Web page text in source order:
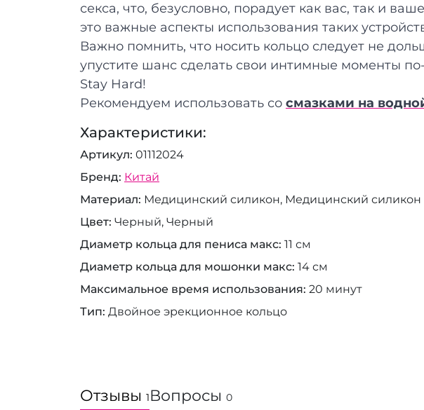
секса, что, безусловно, порадует как вас, так и
это важные аспекты использования таких
Важно помнить, что носить кольцо следует не
упустите шанс сделать свои интимные моменты
Stay Hard!
Рекомендуем использовать со смазками на
Характеристики:
Артикул 01112024
Бренд Китай
Материал Медицинский силикон, Медицинский силикон
Цвет Черный, Черный
Диаметр кольца для пениса макс 11 см
Диаметр кольца для мошонки макс 14 см
Максимальное время использования 20 минут
Тип Двойное эрекционное кольцо
Отзывы 1Вопросы 0